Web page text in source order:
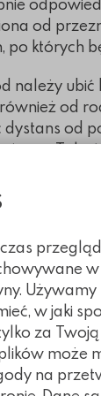
w jaki
za
może
na
od
których
należy ubić
od
dystans od
Tak
Dobór
o
w głąb nie
sianie
nasiona w